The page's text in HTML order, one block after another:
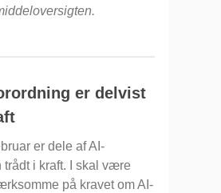
er delvist
er dele af AI-
trådt i kraft. I skal være
på kravet om AI-